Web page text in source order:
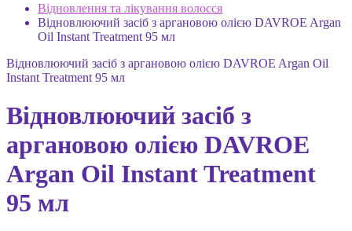
Відновлення та лікування волосся
Відновлюючий засіб з аргановою олією DAVROE Argan
Oil Instant Treatment 95 мл
Відновлюючий засіб з аргановою олією DAVROE Argan Oil
Instant Treatment 95 мл
Відновлюючий засіб з
аргановою олією DAVROE
Argan Oil Instant Treatment
95 мл